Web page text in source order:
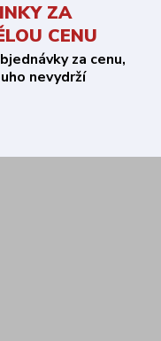
ZA
CENU
za cenu,
nevydrží